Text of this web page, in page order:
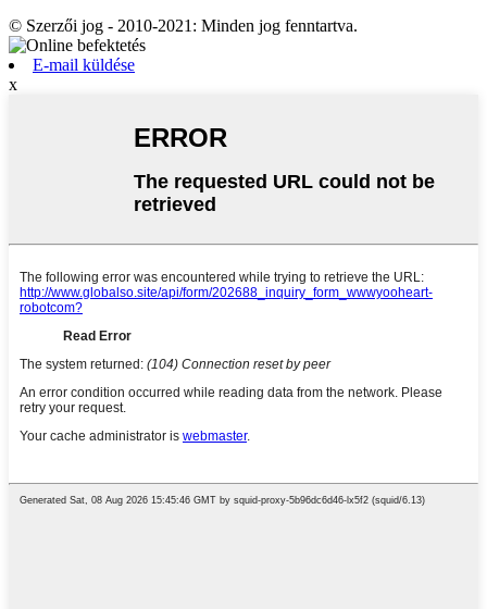
© Szerzői jog - 2010-2021: Minden jog fenntartva.
E-mail küldése
x